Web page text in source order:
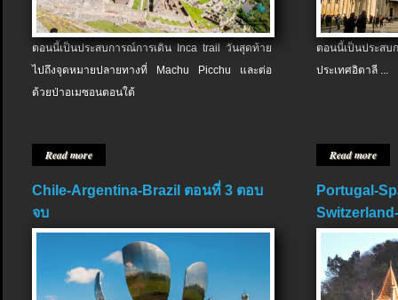
ตอนนี้เป็นประสบการณ์การเดิน Inca trail วันสุดท้าย
ไปถึงจุดหมายปลายทางที่ Machu Picchu และต่อ
ด้วยป่าอเมซอนตอนใต้
Read more
ตอนนี้เป็นประส
ประเทศอิตาลี ...
Read more
Chile-Argentina-Brazil ตอนที่ 3 ตอบ
จบ
Portugal-